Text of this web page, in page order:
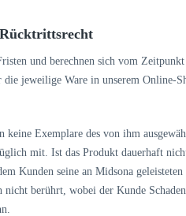
und berechnen sich vom
jeweilige Ware in unserem Online-
Exemplare des von ihm
mit. Ist das Produkt dauerhaft
Kunden seine an Midsona
berührt, wobei der Kunde